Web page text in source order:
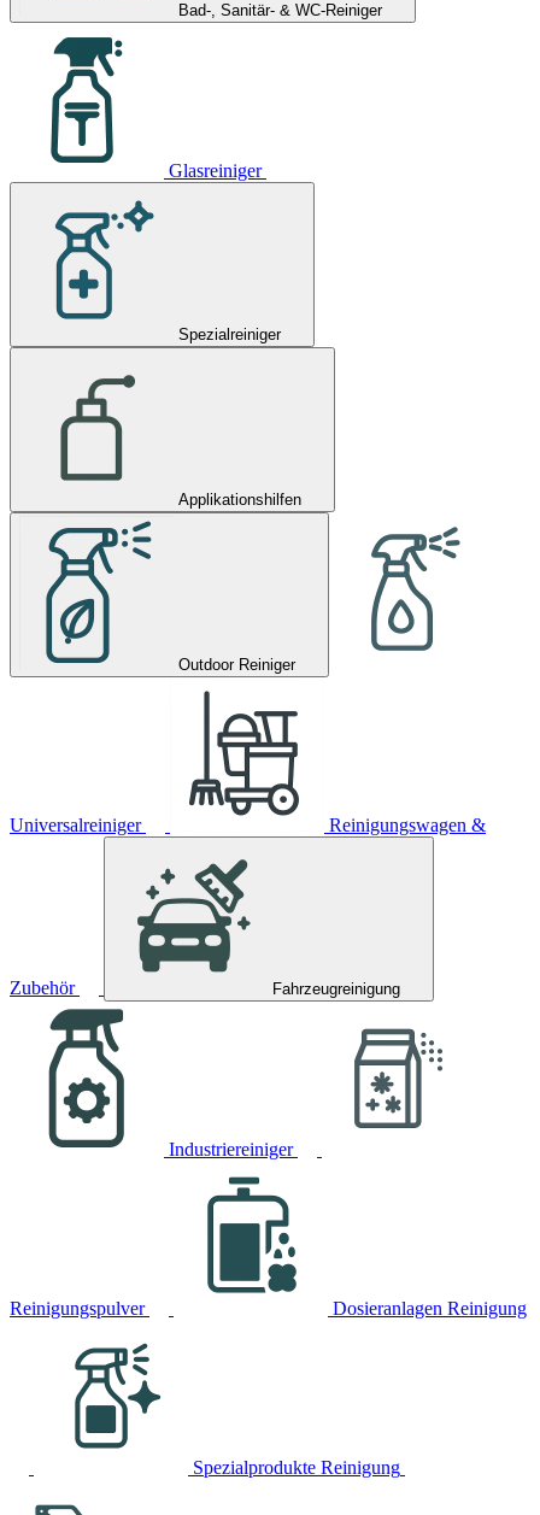
Bad-, Sanitär- & WC-Reiniger
Glasreiniger
Spezialreiniger
Applikationshilfen
Outdoor Reiniger
Universalreiniger Reinigungswagen &
Zubehör Fahrzeugreinigung
Industriereiniger
Reinigungspulver Dosieranlagen Reinigung
Spezialprodukte Reinigung